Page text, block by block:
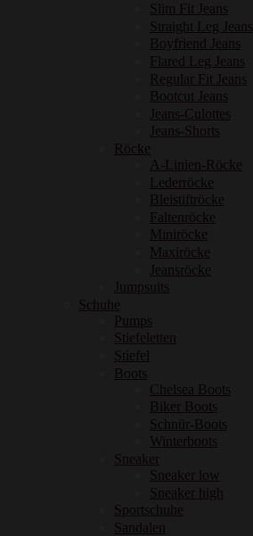
Slim Fit Jeans
Straight Leg Jeans
Boyfriend Jeans
Flared Leg Jeans
Regular Fit Jeans
Bootcut Jeans
Jeans-Culottes
Jeans-Shorts
Röcke
A-Linien-Röcke
Lederröcke
Bleistiftröcke
Faltenröcke
Miniröcke
Maxiröcke
Jeansröcke
Jumpsuits
Schuhe
Pumps
Stiefeletten
Stiefel
Boots
Chelsea Boots
Biker Boots
Schnür-Boots
Winterboots
Sneaker
Sneaker low
Sneaker high
Sportschuhe
Sandalen